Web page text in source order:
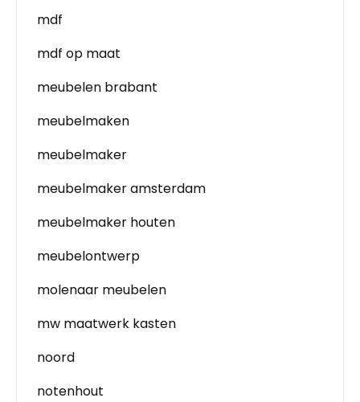
mdf
mdf op maat
meubelen brabant
meubelmaken
meubelmaker
meubelmaker amsterdam
meubelmaker houten
meubelontwerp
molenaar meubelen
mw maatwerk kasten
noord
notenhout